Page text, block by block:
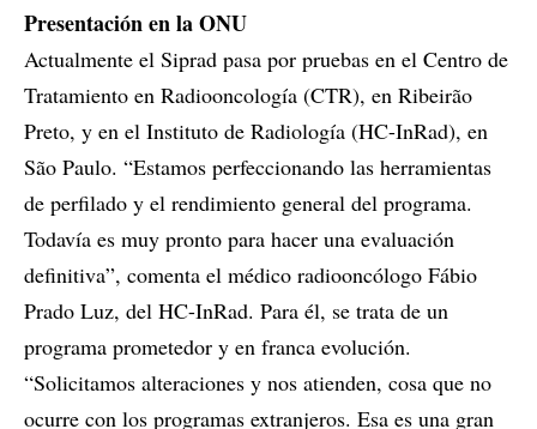
Presentación en la ONU
Actualmente el Siprad pasa por pruebas en el Centro de
Tratamiento en Radiooncología (CTR), en Ribeirão
Preto, y en el Instituto de Radiología (HC-InRad), en
São Paulo. “Estamos perfeccionando las herramientas
de perfilado y el rendimiento general del programa.
Todavía es muy pronto para hacer una evaluación
definitiva”, comenta el médico radiooncólogo Fábio
Prado Luz, del HC-InRad. Para él, se trata de un
programa prometedor y en franca evolución.
“Solicitamos alteraciones y nos atienden, cosa que no
ocurre con los programas extranjeros. Esa es una gran